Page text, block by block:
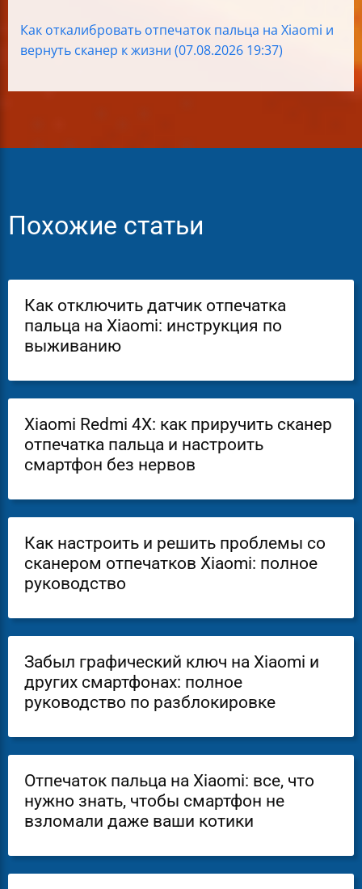
Как откалибровать отпечаток пальца на Xiaomi и
вернуть сканер к жизни (07.08.2026 19:37)
Похожие статьи
Как отключить датчик отпечатка
пальца на Xiaomi: инструкция по
выживанию
Xiaomi Redmi 4X: как приручить сканер
отпечатка пальца и настроить
смартфон без нервов
Как настроить и решить проблемы со
сканером отпечатков Xiaomi: полное
руководство
Забыл графический ключ на Xiaomi и
других смартфонах: полное
руководство по разблокировке
Отпечаток пальца на Xiaomi: все, что
нужно знать, чтобы смартфон не
взломали даже ваши котики